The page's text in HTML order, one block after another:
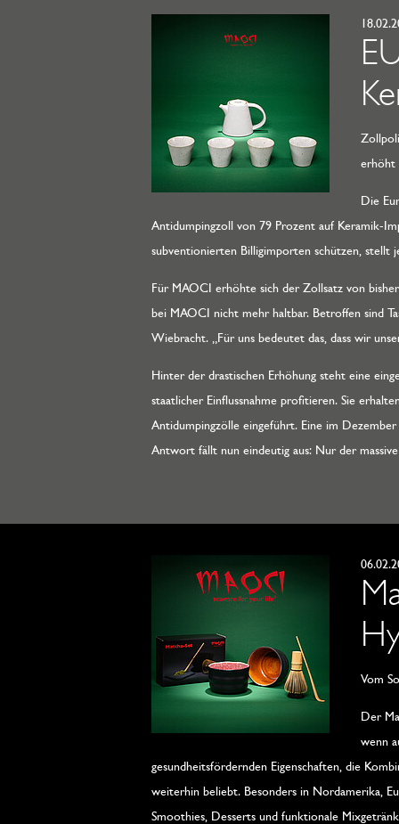
erhöht
Die
Antidumpingzoll von 79 Prozent auf Keramik-
subventionierten Billigimporten schützen, stellt
Für MAOCI erhöhte sich der Zollsatz von
bei MAOCI nicht mehr haltbar. Betroffen sind
Wiebracht. „Für uns bedeutet das, dass wir
Hinter der drastischen Erhöhung steht eine
staatlicher Einflussnahme profitieren. Sie
Antidumpingzölle eingeführt. Eine im
Antwort fällt nun eindeutig aus: Nur der
Vom
Der
wenn
gesundheitsfördernden Eigenschaften, die
weiterhin beliebt. Besonders in Nordamerika,
Smoothies, Desserts und funktionale